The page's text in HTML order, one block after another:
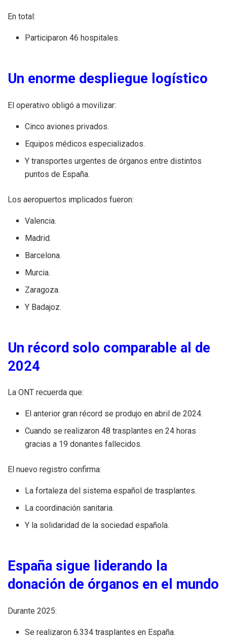
En total:
Participaron 46 hospitales.
Un enorme despliegue logístico
El operativo obligó a movilizar:
Cinco aviones privados.
Equipos médicos especializados.
Y transportes urgentes de órganos entre distintos
puntos de España.
Los aeropuertos implicados fueron:
Valencia.
Madrid.
Barcelona.
Murcia.
Zaragoza.
Y Badajoz.
Un récord solo comparable al de
2024
La ONT recuerda que:
El anterior gran récord se produjo en abril de 2024.
Cuando se realizaron 48 trasplantes en 24 horas
gracias a 19 donantes fallecidos.
El nuevo registro confirma:
La fortaleza del sistema español de trasplantes.
La coordinación sanitaria.
Y la solidaridad de la sociedad española.
España sigue liderando la
donación de órganos en el mundo
Durante 2025:
Se realizaron 6.334 trasplantes en España.